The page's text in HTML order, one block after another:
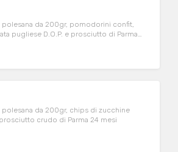
polesana da 200gr, pomodorini confit,
pugliese D.O.P. e prosciutto di Parma
da 200gr, chips di zucchine
crudo di Parma 24 mesi